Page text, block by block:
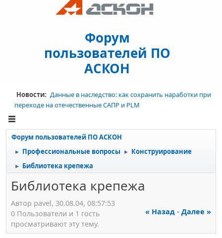
Форум
пользователей ПО
АСКОН
Новости: Данные в наследство: как сохранить наработки при
переходе на отечественные САПР и PLM
Форум пользователей ПО АСКОН
► Профессиональные вопросы ► Конструирование
► Библиотека крепежа
Библиотека крепежа
Автор pavel, 30.08.04, 08:57:53
« Назад - Далее »
0 Пользователи и 1 гость
просматривают эту тему.